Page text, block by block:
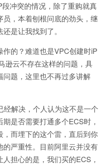
冲突的情况，除了重购就真
，本着刨根问底的劲头，继
是让我找到了。
的？难道也是VPC创建时iP
逊云不存在这样的问题，具
题，这里也不再过多讲解
解决，个人认为这不是一个
是否需要打通多个ECS时，
而埋下的这个雷，直后到你
严重性。目前阿里云并没有
担心的是，我们买的ECS，